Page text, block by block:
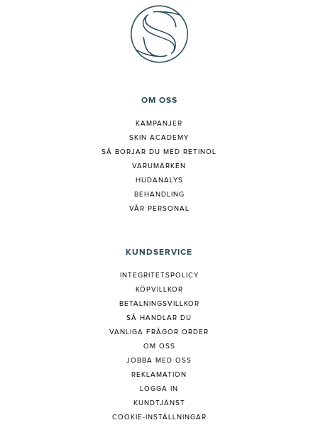
OM OSS
KAMPANJER
SKIN ACADEMY
SÅ BÖRJAR DU MED RETINOL
VARUMÄRKEN
HUDANALYS
BEHANDLING
VÅR PERSONAL
KUNDSERVICE
INTEGRITETSPOLICY
KÖPVILLKOR
BETALNINGSVILLKOR
SÅ HANDLAR DU
VANLIGA FRÅGOR ORDER
OM OSS
JOBBA MED OSS
REKLAMATION
LOGGA IN
KUNDTJÄNST
COOKIE-INSTÄLLNINGAR